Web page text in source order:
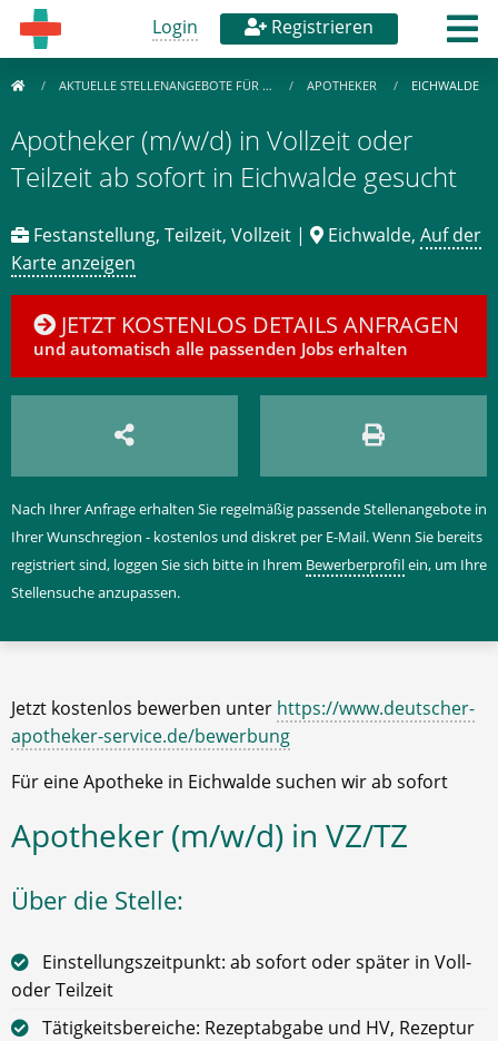
Login Registrieren
AKTUELLE STELLENANGEBOTE FÜR … APOTHEKER EICHWALDE
Apotheker (m/w/d) in Vollzeit oder
Teilzeit ab sofort in Eichwalde gesucht
Festanstellung, Teilzeit, Vollzeit | Eichwalde, Auf der
Karte anzeigen
JETZT KOSTENLOS DETAILS ANFRAGEN
und automatisch alle passenden Jobs erhalten
Nach Ihrer Anfrage erhalten Sie regelmäßig passende Stellenangebote in
Ihrer Wunschregion - kostenlos und diskret per E-Mail. Wenn Sie bereits
registriert sind, loggen Sie sich bitte in Ihrem Bewerberprofilein, um Ihre
Stellensuche anzupassen.
Jetzt kostenlos bewerben unter https://www.deutscher-
apotheker-service.de/bewerbung
Für eine Apotheke in Eichwalde suchen wir ab sofort
Apotheker (m/w/d) in VZ/TZ
Über die Stelle:
Einstellungszeitpunkt: ab sofort oder später in Voll-
oder Teilzeit
Tätigkeitsbereiche: Rezeptabgabe und HV, Rezeptur